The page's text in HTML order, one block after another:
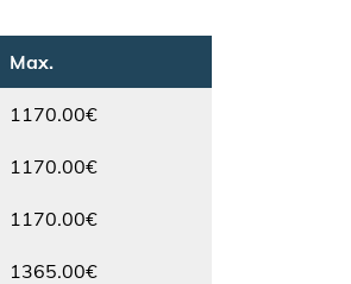
Max.
1170.00€
1170.00€
1170.00€
1365.00€